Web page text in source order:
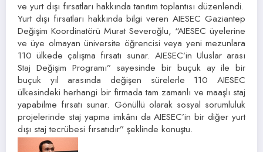
ve yurt dışı fırsatları hakkında tanıtım toplantısı düzenlendi.
Yurt dışı fırsatları hakkında bilgi veren AIESEC Gaziantep
Değişim Koordinatörü Murat Severoğlu, “AIESEC üyelerine
ve üye olmayan üniversite öğrencisi veya yeni mezunlara
110 ülkede çalışma fırsatı sunar. AIESEC’in Uluslar arası
Staj Değişim Programı” sayesinde bir buçuk ay ile bir
buçuk yıl arasında değişen sürelerle 110 AIESEC
ülkesindeki herhangi bir firmada tam zamanlı ve maaşlı staj
yapabilme fırsatı sunar. Gönüllü olarak sosyal sorumluluk
projelerinde staj yapma imkânı da AIESEC’in bir diğer yurt
dışı staj tecrübesi fırsatıdır” şeklinde konuştu.